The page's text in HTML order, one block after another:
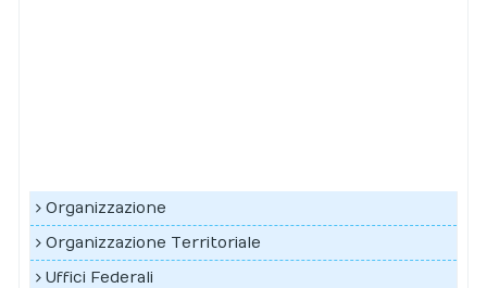
Organizzazione
Organizzazione Territoriale
Uffici Federali